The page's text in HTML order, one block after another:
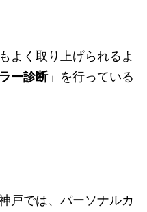
よく取り上げられるよ
ー診断」を行っている
戸では、パーソナルカ